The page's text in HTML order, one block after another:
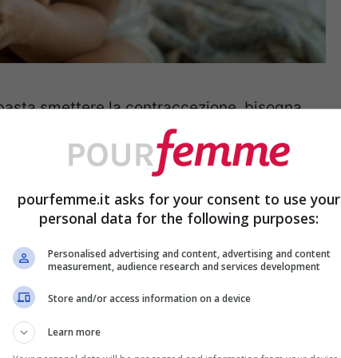
smettere la contraccezione, bisogna
quei pochi giorni al mese in cui tutto è
. Non è magia, è un piccolo diario
miracoli, ma se usate con costanza
si notava: il muco che cambia, la
il piccolo dolore al fianco. Segnali che
perché non si sa cosa significano.
pourfemme.it asks for your consent to use your
personal data for the following purposes:
Personalised advertising and content, advertising and content
measurement, audience research and services development
Store and/or access information on a device
Learn more